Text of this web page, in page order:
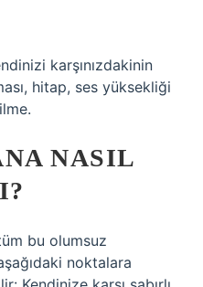
karşınızdakinin
hitap, ses yüksekliği
NASIL
bu olumsuz
noktalara